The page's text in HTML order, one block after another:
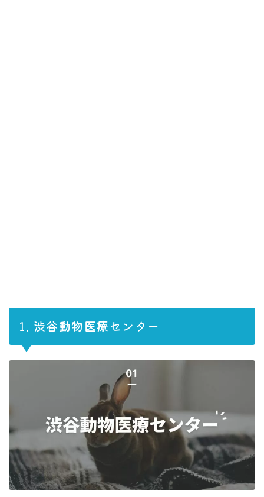
1. 渋谷動物医療センター